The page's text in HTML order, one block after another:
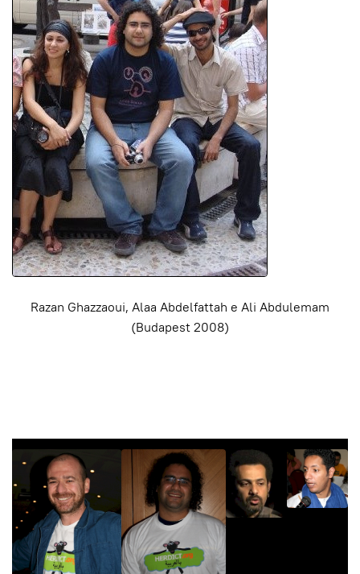
Razan Ghazzaoui, Alaa Abdelfattah e Ali Abdulemam
(Budapest 2008)